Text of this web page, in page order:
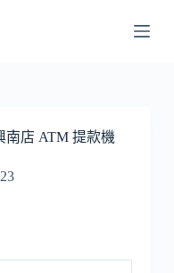
南店 ATM 提款機